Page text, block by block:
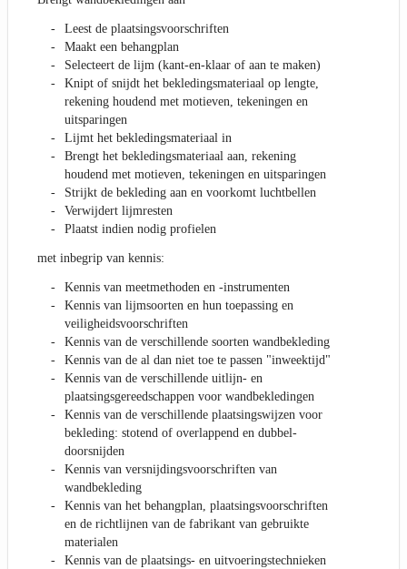
Leest de plaatsingsvoorschriften
Maakt een behangplan
Selecteert de lijm (kant-en-klaar of aan te maken)
Knipt of snijdt het bekledingsmateriaal op lengte,
rekening houdend met motieven, tekeningen en
uitsparingen
Lijmt het bekledingsmateriaal in
Brengt het bekledingsmateriaal aan, rekening
houdend met motieven, tekeningen en uitsparingen
Strijkt de bekleding aan en voorkomt luchtbellen
Verwijdert lijmresten
Plaatst indien nodig profielen
met inbegrip van kennis:
Kennis van meetmethoden en -instrumenten
Kennis van lijmsoorten en hun toepassing en
veiligheidsvoorschriften
Kennis van de verschillende soorten wandbekleding
Kennis van de al dan niet toe te passen "inweektijd"
Kennis van de verschillende uitlijn- en
plaatsingsgereedschappen voor wandbekledingen
Kennis van de verschillende plaatsingswijzen voor
bekleding: stotend of overlappend en dubbel-
doorsnijden
Kennis van versnijdingsvoorschriften van
wandbekleding
Kennis van het behangplan, plaatsingsvoorschriften
en de richtlijnen van de fabrikant van gebruikte
materialen
Kennis van de plaatsings- en uitvoeringstechnieken